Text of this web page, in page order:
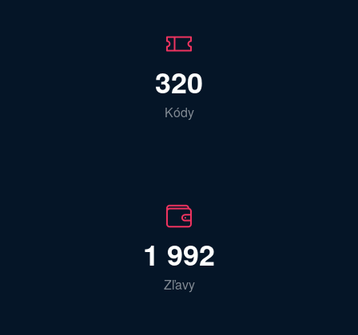
320
Kódy
1 992
Zľavy